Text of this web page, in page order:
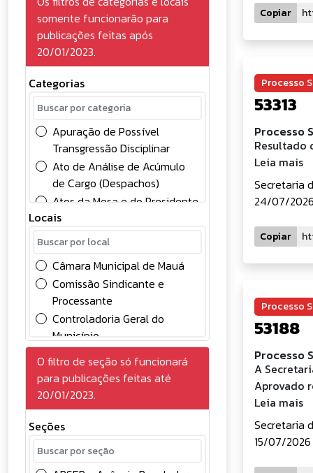
somente funcionarão para
publicações feitas após
20/01/2023.
Categorias
Apuração de Possível
Transgressão Disciplinar
Ato de Análise de Acúmulo
de Cargo (Despachos)
Atos da Mesa e do Presidente
Atos Oficiais
Chamamento Público
Concessão
Concursos Públicos
Conselhos
Contabilidade
Contratos
Convocação
Credenciamento de
Eventuais
Diversos
Edital
Locais
Câmara Municipal de Mauá
Comissão Sindicante e
Processante
Controladoria Geral do
Município
Divisão de Controle Contábil
Gabinete do Prefeito
Gerência de Gestão e
Desenvolvimento em
Recursos Humanos
Prefeitura do Município de
O filtro de seção só funcionará
para publicações feitas até
20/01/2023.
Seções
Copiar
Processo
53313
Processo
Resultado
Leia mais
Secretaria
24/07/
Copiar
Processo
53188
Processo
A
Aprovado
Leia mais
Secretaria
15/07/2026